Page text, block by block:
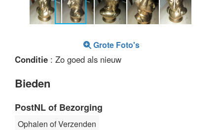
Grote Foto's
Conditie : Zo goed als nieuw
Bieden
PostNL of Bezorging
Ophalen of Verzenden